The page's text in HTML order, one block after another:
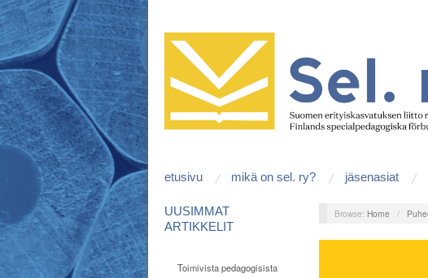
etusivu mikä on sel. ry? jäsenasiat
UUSIMMAT
ARTIKKELIT
Toimivista pedagogisista
Browse: Home /